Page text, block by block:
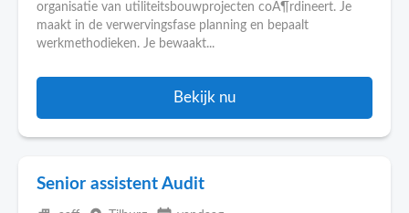
organisatie van utiliteitsbouwprojecten coÃ¶rdineert. Je
maakt in de verwervingsfase planning en bepaalt
werkmethodieken. Je bewaakt...
Bekijk nu
Senior assistent Audit